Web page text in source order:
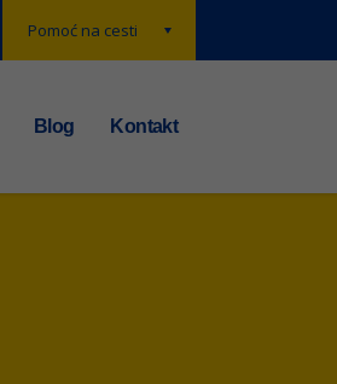
Pomoć na cesti
Blog Kontakt